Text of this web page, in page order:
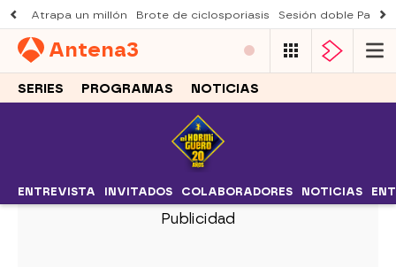
Atrapa un millón Brote de ciclosporiasis Sesión doble
Antena3
SERIES PROGRAMAS NOTICIAS
ENTREVISTA INVITADOS COLABORADORES NOTICIAS